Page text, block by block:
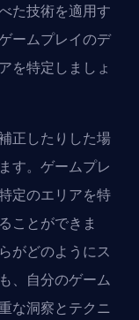
た技術を適用す
ームプレイのデ
を特定しましょ
正したりした場
す。ゲームプレ
定のエリアを特
ことができま
がどのようにス
、自分のゲーム
な洞察とテクニ